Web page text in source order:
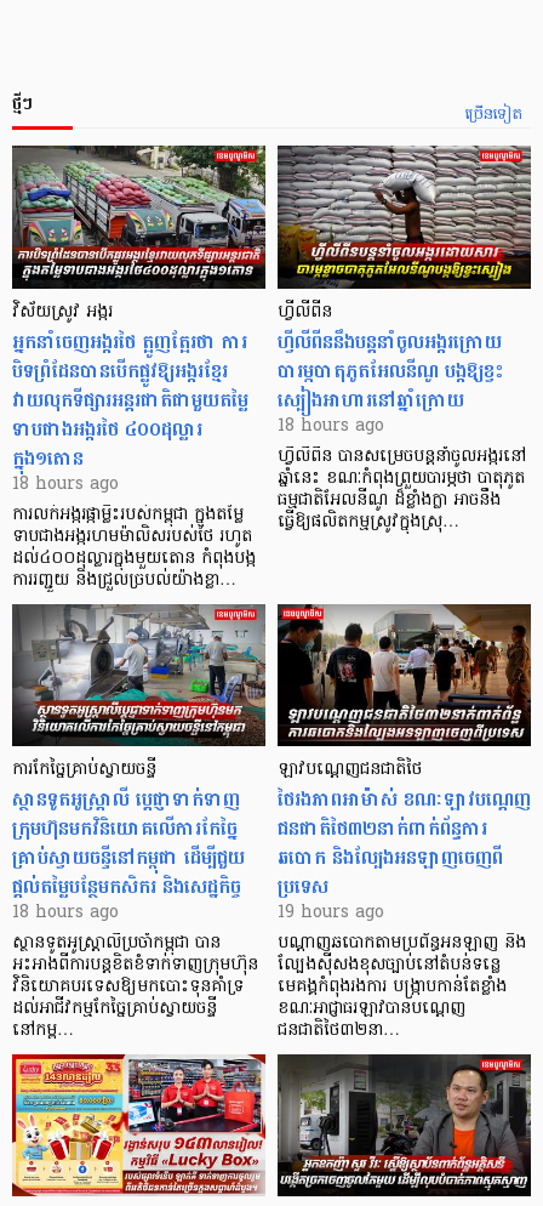
ច្រើនទៀត
ថ្មីៗ
វិស័យស្រូវ អង្ករ
អ្នកនាំចេញអង្ករថៃ ត្អូញត្អែរថា ការ
បិទព្រំដែនបានបើកផ្លូវឱ្យអង្ករខ្មែរ
វាយលុកទីផ្សារអន្តរជាតិជាមួយតម្លៃ
ទាបជាងអង្ករថៃ ៤០០ដុល្លារ
ក្នុង១តោន
18 hours ago
ការលក់អង្ករផ្កាម្លិះរបស់កម្ពុជា ក្នុងតម្លៃ
ទាបជាងអង្ករហមម៉ាលិសរបស់ថៃ រហូត
ដល់៤០០ដុល្លារក្នុងមួយតោន កំពុងបង្ក
ការរញ្ជួយ និងជ្រួលច្របល់យ៉ាងខ្លា…
ហ្វីលីពីន
ហ្វីលីពីននឹងបន្តនាំចូលអង្ករក្រោយ
បារម្ភបាតុភូតអែលនីណូ បង្កឱ្យខ្វះ
ស្បៀងអាហារនៅឆ្នាំក្រោយ
18 hours ago
ហ្វីលីពីន បាន​សម្រេចបន្តនាំចូលអង្ករនៅ
ឆ្នាំនេះ ខណៈកំពុងព្រួយបារម្ភថា បាតុភូត
ធម្មជាតិអែលនីណូ ដ៏ខ្លាំងក្លា​ អាចនឹង
ធ្វើឱ្យផលិតកម្មស្រូវក្នុងស្រុ…
ការកែច្នៃគ្រាប់ស្វាយចន្ទី
ស្ថានទូតអូស្ត្រាលី ប្តេជ្ញាទាក់ទាញ
ក្រុមហ៊ុនមក​វិនិយោគលើការកែច្នៃ
គ្រាប់ស្វាយចន្ទីនៅកម្ពុជា ដើម្បីជួយ
ផ្តល់តម្លៃបន្ថែមកសិករ និងសេដ្ឋកិច្ច
18 hours ago
ស្ថានទូតអូស្ត្រាលីប្រចាំកម្ពុជា បាន
អះអាងពីការបន្តខិតខំទាក់ទាញក្រុមហ៊ុន
វិនិយោគបរទេសឱ្យមកបោះទុនគាំទ្រ
ដល់អាជីវកម្មកែច្នៃគ្រាប់ស្វាយចន្ទី
នៅកម្ព…
ឡាវបណ្តេញជនជាតិថៃ
ថៃរងភាពអាម៉ាស់ ខណៈឡាវបណ្តេញ
ជនជាតិថៃ៣២នាក់ពាក់ព័ន្ធការ
ឆបោក និងល្បែងអនឡាញចេញពី
ប្រទេស
19 hours ago
បណ្តាញឆបោកតាមប្រព័ន្ធអនឡាញ និង
ល្បែងស៊ីសងខុសច្បាប់នៅតំបន់ទន្លេ
មេគង្គកំពុងរងការ បង្ក្រាប​កាន់តែខ្លាំង
ខណៈអាជ្ញាធរឡាវបានបណ្តេញ
ជនជាតិថៃ៣២នា…